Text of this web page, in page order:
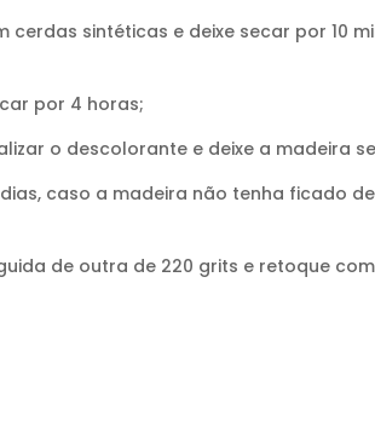
sintéticas e deixe secar por 10
por 4 horas;
o descolorante e deixe a madeira
caso a madeira não tenha ficado
de outra de 220 grits e retoque